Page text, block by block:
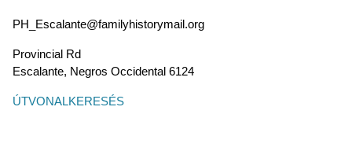
PH_Escalante@familyhistorymail.org
Provincial Rd
Escalante, Negros Occidental 6124
ÚTVONALKERESÉS